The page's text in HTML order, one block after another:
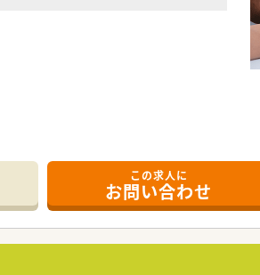
み合わせて海外旅行や帰省などに利
この求人に
お問い合わせ